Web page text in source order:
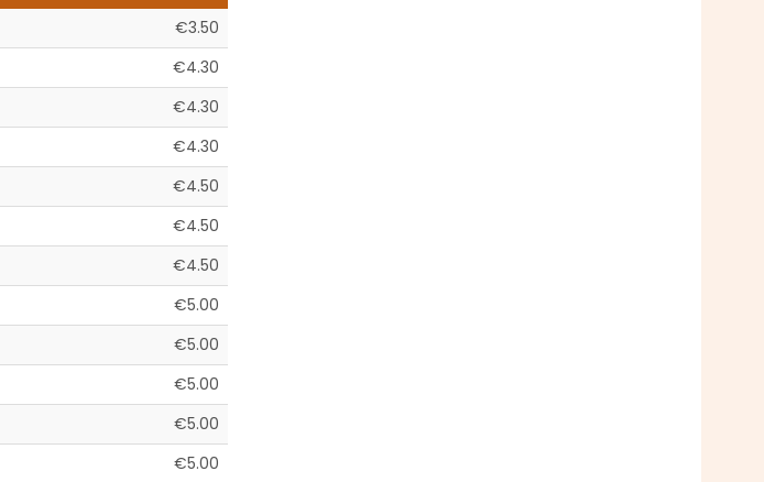
€3.50
€4.30
€4.30
€4.30
€4.50
€4.50
€4.50
€5.00
€5.00
€5.00
€5.00
€5.00